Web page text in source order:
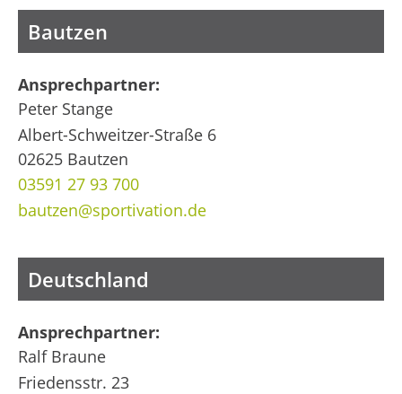
Bautzen
Ansprechpartner:
Peter Stange
Albert-Schweitzer-Straße 6
02625 Bautzen
03591 27 93 700
bautzen@sportivation.de
Deutschland
Ansprechpartner:
Ralf Braune
Friedensstr. 23